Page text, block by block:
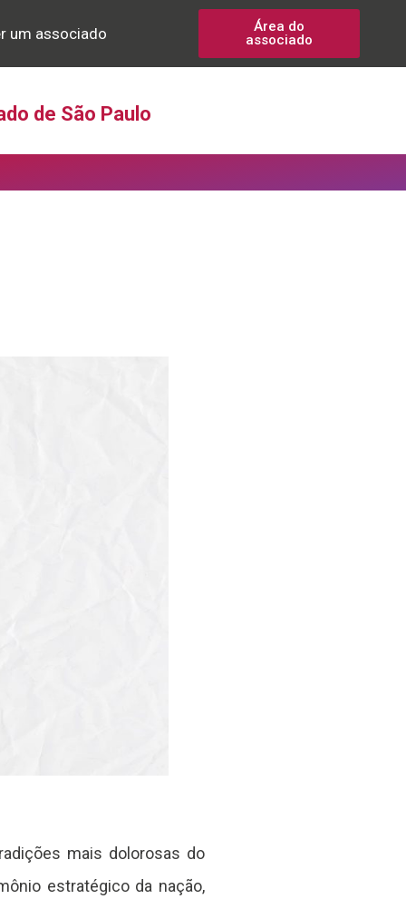
um associado
Área do
associado
de São Paulo
mais dolorosas do
estratégico da nação,